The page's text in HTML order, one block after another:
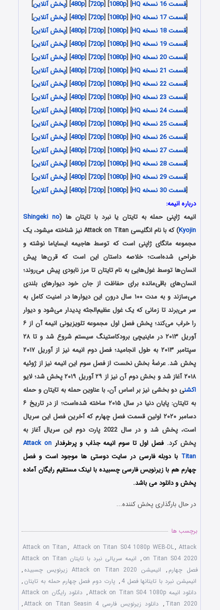
[قسمت 16 نسخه HQ ] [
1080p
] [
720p
] [
480p
] [پخش آنلاین]
[قسمت 17 نسخه HQ ] [
1080p
] [
720p
] [
480p
] [پخش آنلاین]
[قسمت 18 نسخه HQ ] [
1080p
] [
720p
] [
480p
] [پخش آنلاین]
[قسمت 19 نسخه HQ ] [
1080p
] [
720p
] [
480p
] [پخش آنلاین]
[قسمت 20 نسخه HQ ] [
1080p
] [
720p
] [
480p
] [پخش آنلاین]
[قسمت 21 نسخه HQ ] [
1080p
] [
720p
] [
480p
] [پخش آنلاین]
[قسمت 22 نسخه HQ ] [
1080p
] [
720p
] [
480p
] [پخش آنلاین]
[قسمت 23 نسخه HQ ] [
1080p
] [
720p
] [
480p
] [پخش آنلاین]
[قسمت 24 نسخه HQ ] [
1080p
] [
720p
] [
480p
] [پخش آنلاین]
[قسمت 25 نسخه HQ ] [
1080p
] [
720p
] [
480p
] [پخش آنلاین]
[قسمت 26 نسخه HQ ] [
1080p
] [
720p
] [
480p
] [پخش آنلاین]
[قسمت 27 نسخه HQ ] [
1080p
] [
720p
] [
480p
] [پخش آنلاین]
[قسمت 28 نسخه HQ ] [
1080p
] [
720p
] [
480p
] [پخش آنلاین]
[قسمت 29 نسخه HQ ] [
1080p
] [
720p
] [
480p
] [پخش آنلاین]
[قسمت 30 نسخه HQ ] [
1080p
] [
720p
] [
480p
] [پخش آنلاین]
درباره انیمه:
انیمه ژاپنی حمله به تایتان یا نبرد با تایتان ها (Shingeki no
Kyojin
) که با نام انگلیسی Attack on Titan نیز شناخته میشود، یک
مجموعه مانگای ژاپنی است که توسط هاجیمه ایسایاما نوشته و
طراحی شده‌است؛ خلاصه داستان این است که قرن‌ها پیش
انسان‌ها توسط غول‌هایی به نام تایتان تا مرز نابودی پیش می‌روند؛
انسان‌های باقی‌مانده برای حفاظت از جان خود دیوارهای بلندی
می‌سازند و به مدت ۱۰۰ سال درون این دیوارها در امنیت کامل به
سر می‌برند تا زمانی که یک غول عظیم‌الجثه پدیدار می‌شود و دیوار
را خراب می‌کند؛ پخش فصل اول مجموعه تلویزیونی انیمه آن از ۶
آوریل ۲۰۱۳ در ماینیچی برودکاستینگ سیستم شروع شد و تا ۲۸
سپتامبر ۲۰۱۳ به طول انجامید؛ فصل دوم انیمه نیز از آوریل ۲۰۱۷
پخش شد. عرضهٔ بخش نخست از فصل سوم این انیمه نیز از ژوئیه
۲۰۱۸ آغاز شد و بخش دوم آن نیز از ۲۹ آوریل ۲۰۱۹ پخش شد؛ لایو
اکشنی دو بخشی نیز بر اساس آن، با عناوین حمله به تایتان و حمله
به تایتان: پایان دنیا در سال ۲۰۱۵ ساخته شده‌است؛ از در تاریخ ۶
دسامبر ۲۰۲۰ اولین قسمت فصل چهارم که آخرین فصل این سریال
است، پخش شد و در سال 2022 پارت دوم این سریال آغاز به
پخش کرد.فصل اول تا سوم انیمه جذاب و پرطرفدار Attack on
Titan با دوبله فارسی در سایت دوستی ها موجود است و فصل
چهارم هم با زیرنویس فارسی چسبیده با لینک مستقیم رایگان آماده
پخش و دانلود می باشد.
در حال بارگذاری پخش کننده...
برچسب ها
Attack on Titan, Attack on Titan S04 1080p WEB-DL,Attack
on Titan S04 2020
,
انیمه سریالی نبرد با تایتان Attack on Titan
فصل چهارم , انیمیشن Attack on Titan 2020 زیرنویس چسبیده
,
انیمیشن نبرد با تایتانها فصل 4 , پارت دوم فصل چهارم حمله به تایتان ,
دانلود انیمه Attack on Titan S04 1080p
,
دانلود رایگان Attack on
Titan 2020
, دانلود زیرنویس فارسی Attack on Titan Seasin 4
,